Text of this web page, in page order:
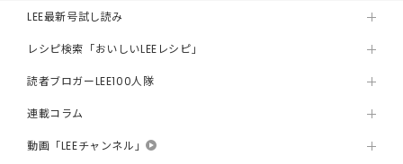
LEE最新号試し読み
レシピ検索「おいしいLEEレシピ」
読者ブロガーLEE100人隊
連載コラム
動画「LEEチャンネル」